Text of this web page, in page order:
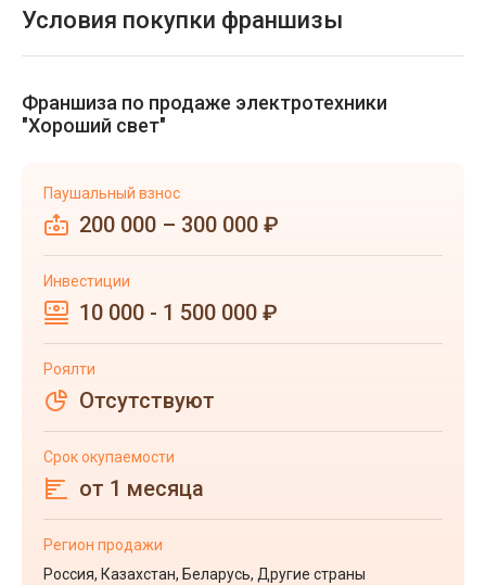
Условия покупки франшизы
Франшиза по продаже электротехники
"Хороший свет"
Паушальный взнос
200 000 – 300 000 ₽
Инвестиции
10 000 - 1 500 000 ₽
Роялти
Отсутствуют
Срок окупаемости
от 1 месяца
Регион продажи
Россия, Казахстан, Беларусь, Другие страны